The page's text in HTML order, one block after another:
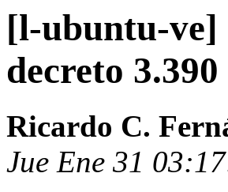
[l-ubuntu-ve]
decreto 3.390
Ricardo C.
Jue Ene 31